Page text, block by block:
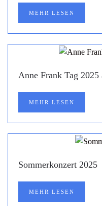
MEHR LESEN
Anne Frank Tag
MEHR LESEN
Sommerkonzert 2025
MEHR LESEN